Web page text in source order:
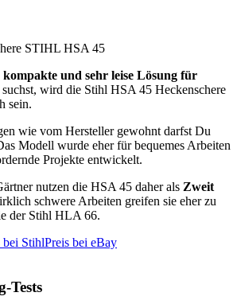
STIHL HSA 45
kompakte und sehr leise Lösung für
suchst, wird die Stihl HSA 45 Heckenschere
sein.
wie vom Hersteller gewohnt darfst Du
Modell wurde eher für bequemes Arbeiten
Projekte entwickelt.
nutzen die HSA 45 daher als Zweit
schwere Arbeiten greifen sie eher zu
der Stihl HLA 66.
bei StihlPreis bei eBay
Tests